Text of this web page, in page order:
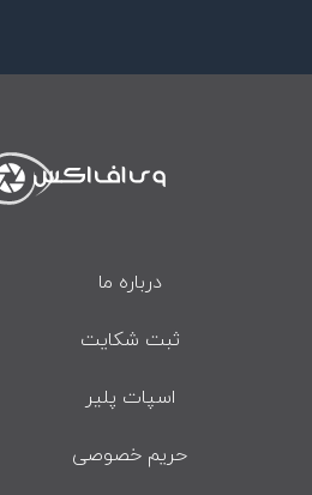
درباره ما
ثبت شکایت
اسپات پلیر
حریم خصوصی